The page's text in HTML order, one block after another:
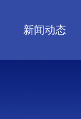
新闻动态